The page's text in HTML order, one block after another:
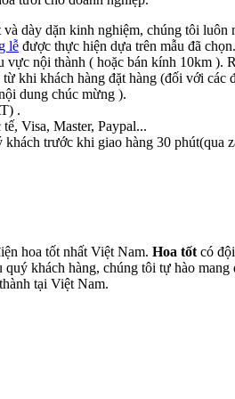
dày dặn kinh nghiệm, chúng tôi
lễ được thực hiện dựa trên mẫu đã chọn.
vực nội thành ( hoặc bán kính 10km
khi khách hàng đặt hàng (đối với
dung chúc mừng ).
.
Visa, Master, Paypal...
trước khi giao hàng 30
hoa tốt nhất Việt Nam. Hoa tốt có
khách hàng, chúng tôi tự hào
tại Việt Nam.